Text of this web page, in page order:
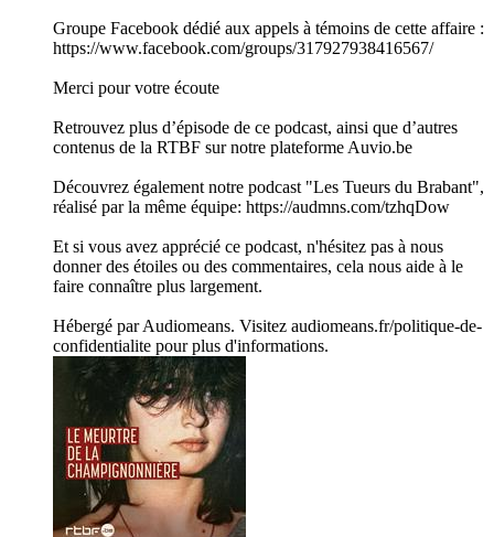
Groupe Facebook dédié aux appels à témoins de cette affaire :
https://www.facebook.com/groups/317927938416567/
Merci pour votre écoute
Retrouvez plus d’épisode de ce podcast, ainsi que d’autres
contenus de la RTBF sur notre plateforme Auvio.be
Découvrez également notre podcast "Les Tueurs du Brabant",
réalisé par la même équipe: https://audmns.com/tzhqDow
Et si vous avez apprécié ce podcast, n'hésitez pas à nous
donner des étoiles ou des commentaires, cela nous aide à le
faire connaître plus largement.
Hébergé par Audiomeans. Visitez audiomeans.fr/politique-de-
confidentialite pour plus d'informations.